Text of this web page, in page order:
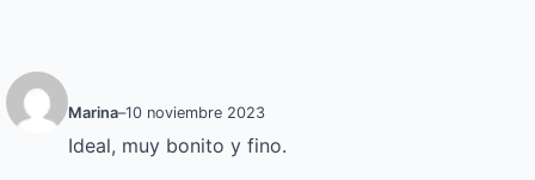
Marina–10 noviembre 2023
Ideal, muy bonito y fino.